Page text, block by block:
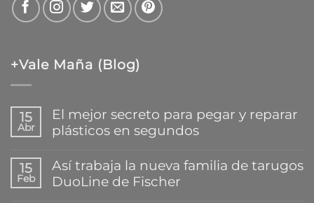
+Vale Maña (Blog)
15
Abr
El mejor secreto para pegar y reparar
plásticos en segundos
hay
comentarios
en
15
Feb
Así trabaja la nueva familia de tarugos
DuoLine de Fischer